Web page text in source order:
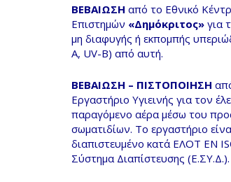
ΒΕΒΑΙΩΣΗ από το Εθνικό
Επιστημών «Δημόκριτος» για
µη διαφυγής ή εκπομπής
A, UV-B) από αυτή.
ΒΕΒΑΙΩΣΗ – ΠΙΣΤΟΠΟΙΗΣΗ
Εργαστήριο Υγιεινής για τον
παραγόμενο αέρα µέσω του
σωματιδίων. Το εργαστήριο
διαπιστευμένο κατά ΕΛΟΤ ΕΝ
Σύστημα Διαπίστευσης (Ε.ΣΥ.Δ.).